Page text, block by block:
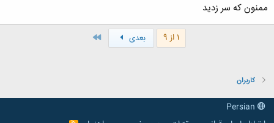
ممنون كه سر زديد
1 از 9 بعدی
کاربران